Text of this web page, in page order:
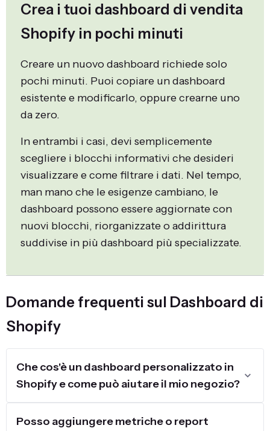
Crea i tuoi dashboard di vendita
Shopify in pochi minuti
Creare un nuovo dashboard richiede solo
pochi minuti. Puoi copiare un dashboard
esistente e modificarlo, oppure crearne uno
da zero.
In entrambi i casi, devi semplicemente
scegliere i blocchi informativi che desideri
visualizzare e come filtrare i dati. Nel tempo,
man mano che le esigenze cambiano, le
dashboard possono essere aggiornate con
nuovi blocchi, riorganizzate o addirittura
suddivise in più dashboard più specializzate.
Domande frequenti sul Dashboard di
Shopify
Che cos'è un dashboard personalizzato in
Shopify e come può aiutare il mio negozio?
Posso aggiungere metriche o report